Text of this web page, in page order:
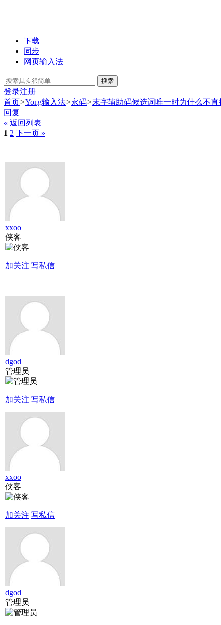
下载
同步
网页输入法
搜索
登录注册
首页>Yong输入法>永码>末字辅助码候选词唯一时为什么不直
回复
« 返回列表
1 2 下一页 »
xxoo
侠客
加关注 写私信
dgod
管理员
加关注 写私信
xxoo
侠客
加关注 写私信
dgod
管理员